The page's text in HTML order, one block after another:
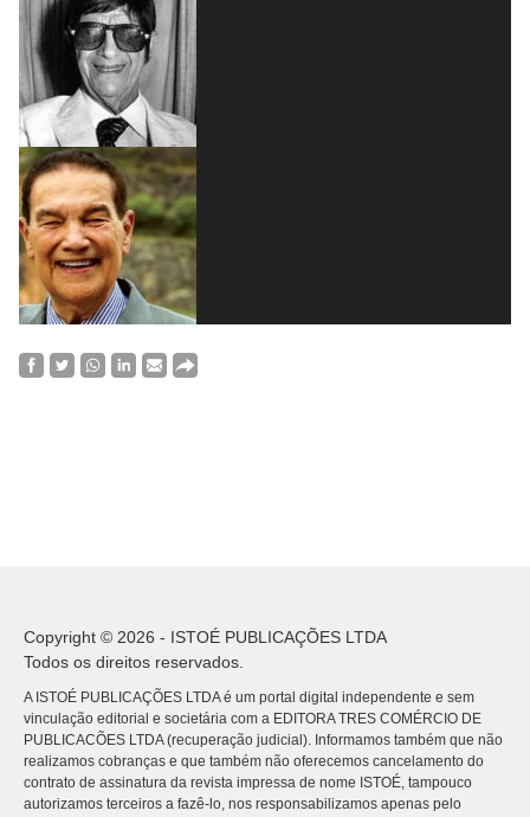
Copyright © 2026 - ISTOÉ PUBLICAÇÕES LTDA
Todos os direitos reservados.
A ISTOÉ PUBLICAÇÕES LTDA é um portal digital independente e sem
vinculação editorial e societária com a EDITORA TRES COMÉRCIO DE
PUBLICACÕES LTDA (recuperação judicial). Informamos também que não
realizamos cobranças e que também não oferecemos cancelamento do
contrato de assinatura da revista impressa de nome ISTOÉ, tampouco
autorizamos terceiros a fazê-lo, nos responsabilizamos apenas pelo